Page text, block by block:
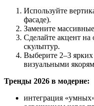
Используйте
фасаде).
Замените
Сделайте акцент
скульптур.
Выберите 2–3 ярких
визуальными
Тренды 2026 в модерне:
интеграция